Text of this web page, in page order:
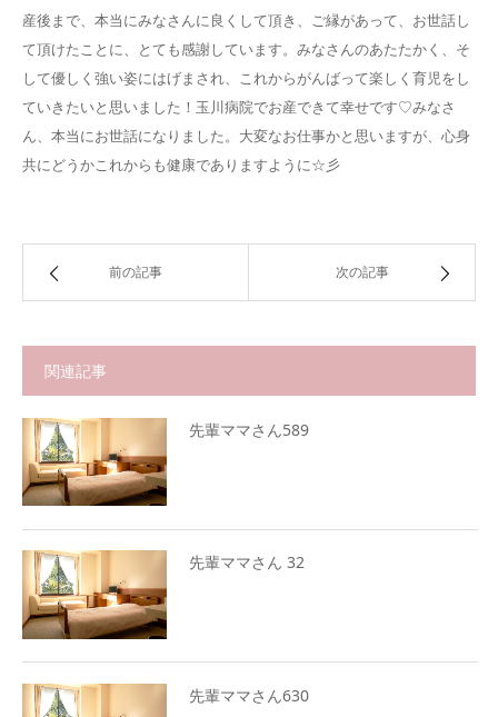
産後まで、本当にみなさんに良くして頂き、ご縁があって、お世話し
て頂けたことに、とても感謝しています。みなさんのあたたかく、そ
して優しく強い姿にはげまされ、これからがんばって楽しく育児をし
ていきたいと思いました！玉川病院でお産できて幸せです♡みなさ
ん、本当にお世話になりました。大変なお仕事かと思いますが、心身
共にどうかこれからも健康でありますように☆彡
前の記事 次の記事
関連記事
先輩ママさん589
先輩ママさん 32
先輩ママさん630